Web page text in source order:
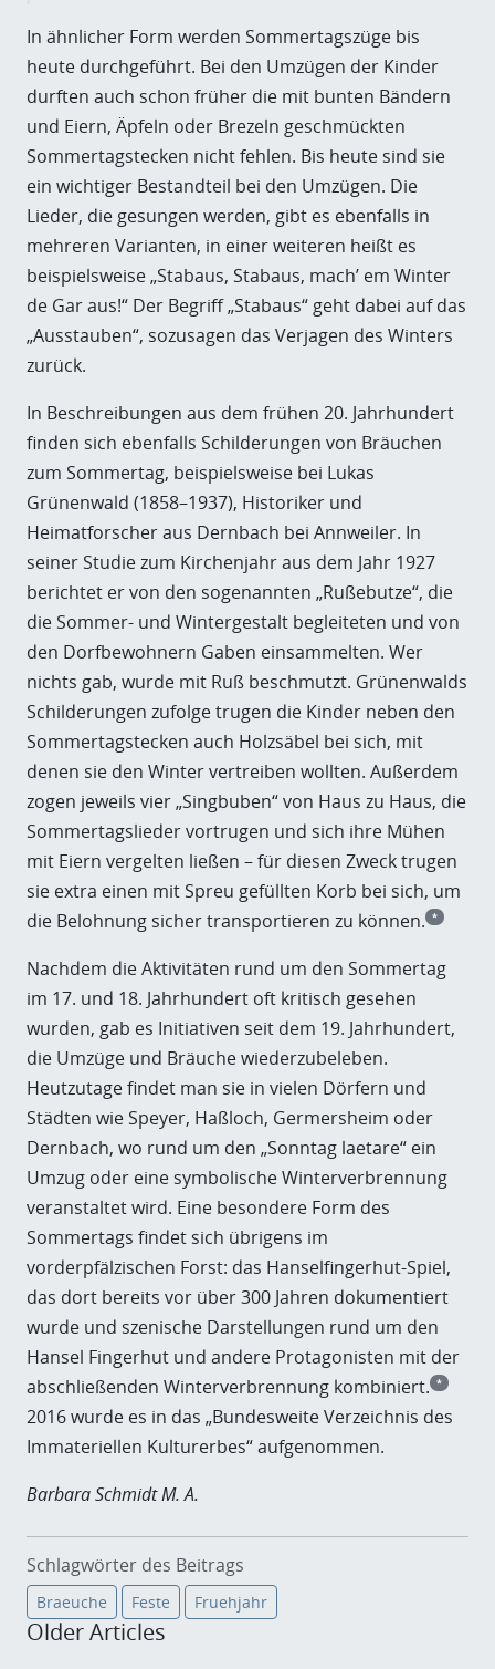
In ähnlicher Form werden Sommertagszüge bis
heute durchgeführt. Bei den Umzügen der Kinder
durften auch schon früher die mit bunten Bändern
und Eiern, Äpfeln oder Brezeln geschmückten
Sommertagstecken nicht fehlen. Bis heute sind sie
ein wichtiger Bestandteil bei den Umzügen. Die
Lieder, die gesungen werden, gibt es ebenfalls in
mehreren Varianten, in einer weiteren heißt es
beispielsweise „Stabaus, Stabaus, mach’ em Winter
de Gar aus!“ Der Begriff „Stabaus“ geht dabei auf das
„Ausstauben“, sozusagen das Verjagen des Winters
zurück.
In Beschreibungen aus dem frühen 20. Jahrhundert
finden sich ebenfalls Schilderungen von Bräuchen
zum Sommertag, beispielsweise bei Lukas
Grünenwald (1858–1937), Historiker und
Heimatforscher aus Dernbach bei Annweiler. In
seiner Studie zum Kirchenjahr aus dem Jahr 1927
berichtet er von den sogenannten „Rußebutze“, die
die Sommer- und Wintergestalt begleiteten und von
den Dorfbewohnern Gaben einsammelten. Wer
nichts gab, wurde mit Ruß beschmutzt. Grünenwalds
Schilderungen zufolge trugen die Kinder neben den
Sommertagstecken auch Holzsäbel bei sich, mit
denen sie den Winter vertreiben wollten. Außerdem
zogen jeweils vier „Singbuben“ von Haus zu Haus, die
Sommertagslieder vortrugen und sich ihre Mühen
mit Eiern vergelten ließen – für diesen Zweck trugen
sie extra einen mit Spreu gefüllten Korb bei sich, um
die Belohnung sicher transportieren zu können. *
Nachdem die Aktivitäten rund um den Sommertag
im 17. und 18. Jahrhundert oft kritisch gesehen
wurden, gab es Initiativen seit dem 19. Jahrhundert,
die Umzüge und Bräuche wiederzubeleben.
Heutzutage findet man sie in vielen Dörfern und
Städten wie Speyer, Haßloch, Germersheim oder
Dernbach, wo rund um den „Sonntag laetare“ ein
Umzug oder eine symbolische Winterverbrennung
veranstaltet wird. Eine besondere Form des
Sommertags findet sich übrigens im
vorderpfälzischen Forst: das Hanselfingerhut-Spiel,
das dort bereits vor über 300 Jahren dokumentiert
wurde und szenische Darstellungen rund um den
Hansel Fingerhut und andere Protagonisten mit der
abschließenden Winterverbrennung kombiniert. *
2016 wurde es in das „Bundesweite Verzeichnis des
Immateriellen Kulturerbes“ aufgenommen.
Barbara Schmidt M. A.
Schlagwörter des Beitrags
Braeuche Feste Fruehjahr
Older Articles